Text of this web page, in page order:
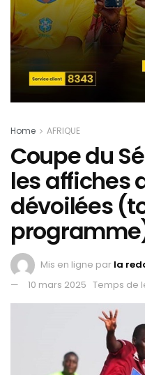
Home AFRIQUE
Coupe du
les affiches
dévoilées
Mis en ligne par la
10 mars 2025 Temps de